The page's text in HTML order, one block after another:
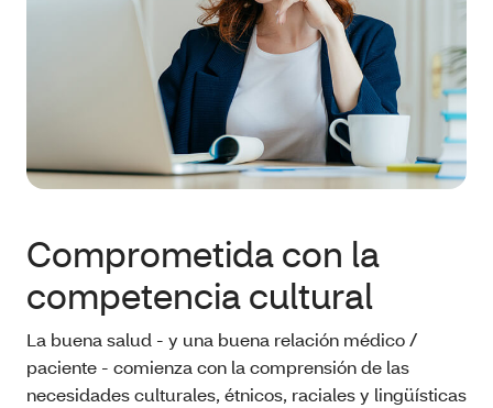
Comprometida con la
competencia cultural
La buena salud - y una buena relación médico /
paciente - comienza con la comprensión de las
necesidades culturales, étnicos, raciales y lingüísticas